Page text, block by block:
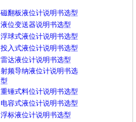
磁翻板液位计说明书选型
液位变送器说明书选型
浮球式液位计说明书选型
投入式液位计说明书选型
雷达液位计说明书选型
射频导纳液位计说明书选
型
重锤式料位计说明书选型
电容式液位计说明书选型
浮标液位计说明书选型